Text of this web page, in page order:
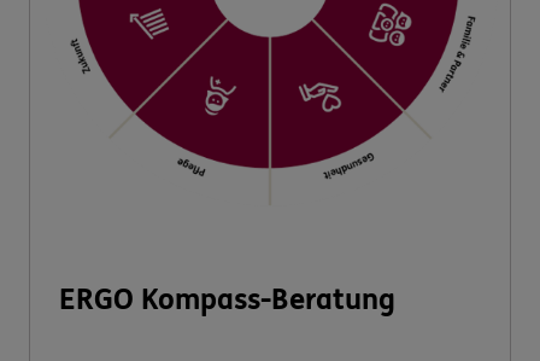
ERGO Kompass-Beratung